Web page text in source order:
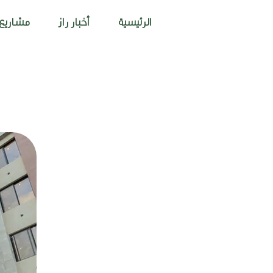
الرئيسية أخبار راز